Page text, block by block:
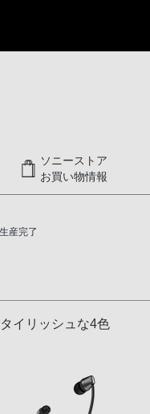
ソニーストア
お買い物情報
生産完了
イリッシュな4色